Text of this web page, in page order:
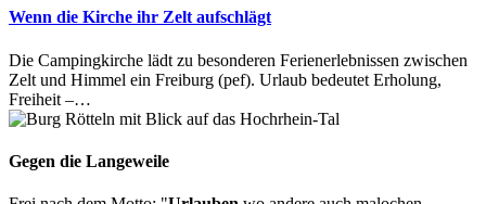
Wenn die Kirche ihr Zelt aufschlägt
Die Campingkirche lädt zu besonderen Ferienerlebnissen zwischen
Zelt und Himmel ein Freiburg (pef). Urlaub bedeutet Erholung,
Freiheit –…
Gegen die Langeweile